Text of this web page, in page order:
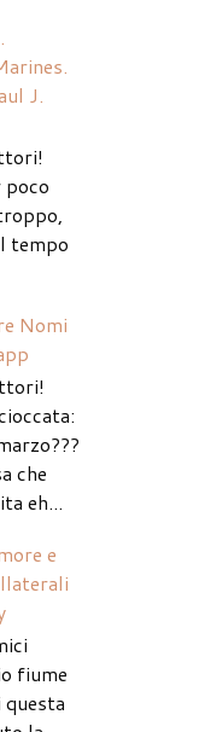
J.
poco
tempo
Nomi
che
eh...
e
fiume